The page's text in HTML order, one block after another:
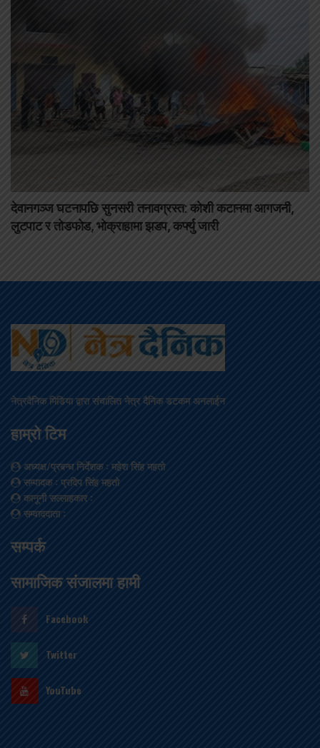
देवानगञ्ज घटनापछि सुनसरी तनावग्रस्त: कोशी कटानमा आगजनी,
लुटपाट र तोडफोड, भोक्राहामा झडप, कर्फ्यु जारी
नेत्रदैनिक मिडिया द्वारा संचालित नेत्र दैनिक डटकम अनलाईन
हाम्रो टिम
अध्यक्ष/प्रबन्ध निर्देशक: महेश सिंह महतो
सम्पादक: प्रदिप सिंह महतो
कानूनी सल्लाहकार:
सम्वाददाता:
सम्पर्क
सामाजिक संजालमा हामी
Facebook
Twitter
YouTube